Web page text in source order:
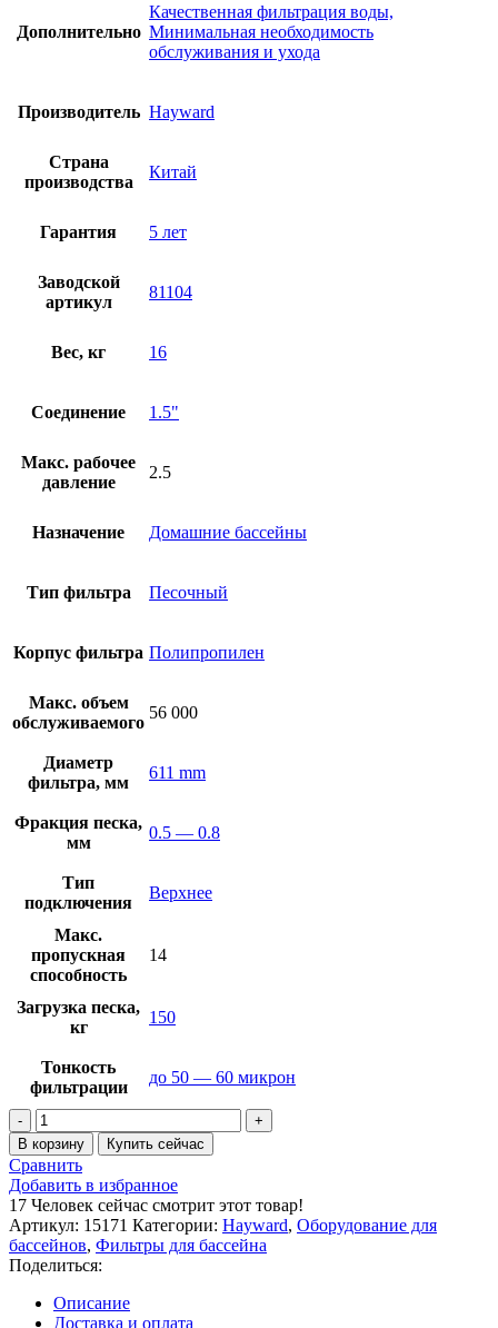
Дополнительно
Качественная фильтрация воды,
Минимальная необходимость
обслуживания и ухода
Производитель Hayward
Страна
производства
Китай
Гарантия 5 лет
Заводской
артикул
81104
Вес, кг 16
Соединение 1.5"
Макс. рабочее
давление
2.5
Назначение Домашние бассейны
Тип фильтра Песочный
Корпус фильтра Полипропилен
Макс. объем
обслуживаемого
56 000
Диаметр
фильтра, мм
611 mm
Фракция песка,
мм
0.5 — 0.8
Тип
подключения
Верхнее
Макс.
пропускная
способность
14
Загрузка песка,
кг
150
Тонкость
фильтрации
до 50 — 60 микрон
Количество
товара
Фильтр
Hayward
PowerLine
81104
(D611)
В корзину Купить сейчас
Сравнить
Добавить в избранное
17 Человек сейчас смотрит этот товар!
Артикул: 15171 Категории: Hayward, Оборудование для
бассейнов, Фильтры для бассейна
Поделиться:
Описание
Доставка и оплата